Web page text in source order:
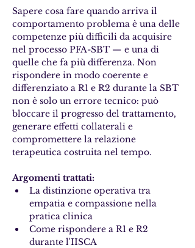
Sapere cosa fare quando arriva il
comportamento problema è una delle
competenze più difficili da acquisire
nel processo PFA-SBT — e una di
quelle che fa più differenza. Non
rispondere in modo coerente e
differenziato a R1 e R2 durante la SBT
non è solo un errore tecnico: può
bloccare il progresso del trattamento,
generare effetti collaterali e
compromettere la relazione
terapeutica costruita nel tempo.
Argomenti trattati:
La distinzione operativa tra
empatia e compassione nella
pratica clinica
Come rispondere a R1 e R2
durante l'IISCA